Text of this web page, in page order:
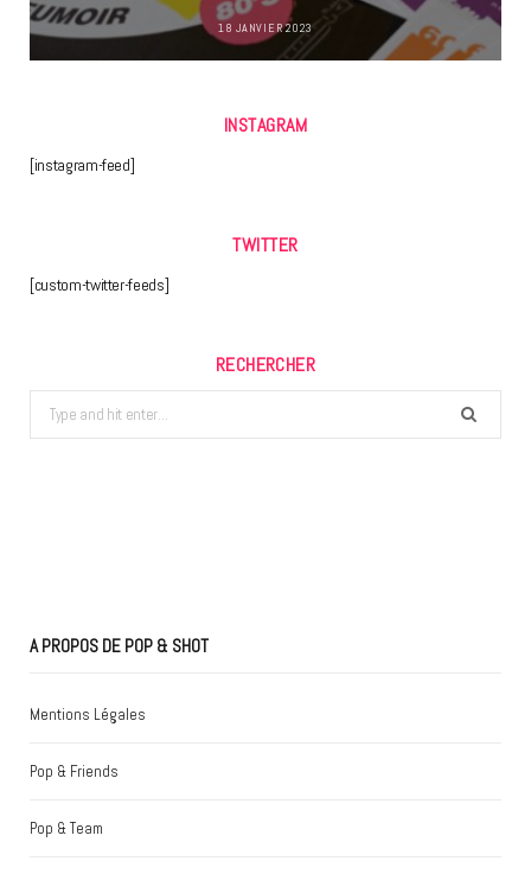
18 JANVIER 2023
INSTAGRAM
[instagram-feed]
TWITTER
[custom-twitter-feeds]
RECHERCHER
Search
for:
A PROPOS DE POP & SHOT
Mentions Légales
Pop & Friends
Pop & Team